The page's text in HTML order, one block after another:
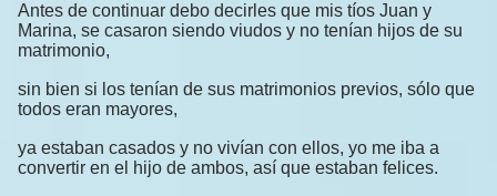
Antes de continuar debo decirles que mis tíos Juan y
Marina, se casaron siendo viudos y no tenían hijos de su
matrimonio,
sin bien si los tenían de sus matrimonios previos, sólo que
todos eran mayores,
ya estaban casados y no vivían con ellos, yo me iba a
convertir en el hijo de ambos, así que estaban felices.